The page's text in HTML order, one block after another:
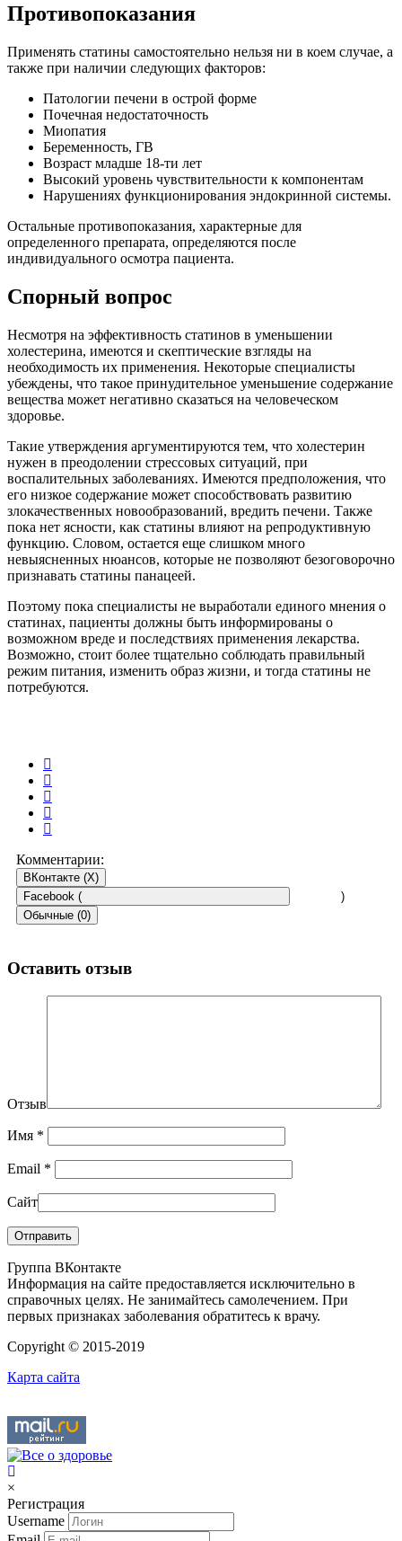
Противопоказания
Применять статины самостоятельно нельзя ни в коем случае, а
также при наличии следующих факторов:
Патологии печени в острой форме
Почечная недостаточность
Миопатия
Беременность, ГВ
Возраст младше 18-ти лет
Высокий уровень чувствительности к компонентам
Нарушениях функционирования эндокринной системы.
Остальные противопоказания, характерные для
определенного препарата, определяются после
индивидуального осмотра пациента.
Спорный вопрос
Несмотря на эффективность статинов в уменьшении
холестерина, имеются и скептические взгляды на
необходимость их применения. Некоторые специалисты
убеждены, что такое принудительное уменьшение содержание
вещества может негативно сказаться на человеческом
здоровье.
Такие утверждения аргументируются тем, что холестерин
нужен в преодолении стрессовых ситуаций, при
воспалительных заболеваниях. Имеются предположения, что
его низкое содержание может способствовать развитию
злокачественных новообразований, вредить печени. Также
пока нет ясности, как статины влияют на репродуктивную
функцию. Словом, остается еще слишком много
невыясненных нюансов, которые не позволяют безоговорочно
признавать статины панацеей.
Поэтому пока специалисты не выработали единого мнения о
статинах, пациенты должны быть информированы о
возможном вреде и последствиях применения лекарства.
Возможно, стоит более тщательно соблюдать правильный
режим питания, изменить образ жизни, и тогда статины не
потребуются.
Комментарии:
ВКонтакте (X)
Facebook (
)
Обычные (0)
Оставить отзыв
Отзыв
Имя *
Email *
Сайт
Группа ВКонтакте
Информация на сайте предоставляется исключительно в
справочных целях. Не занимайтесь самолечением. При
первых признаках заболевания обратитесь к врачу.
Copyright © 2015-2019
Карта сайта
×
Регистрация
Username